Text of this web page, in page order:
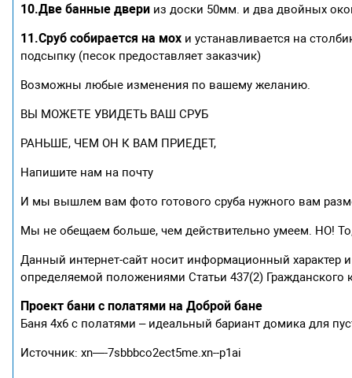
10.Две банные двери из доски 50мм. и два двойных
11.Сруб собирается на мох и устанавливается на
подсыпку (песок предоставляет заказчик)
Возможны любые изменения по вашему желанию.
ВЫ МОЖЕТЕ УВИДЕТЬ ВАШ СРУБ
РАНЬШЕ, ЧЕМ ОН К ВАМ ПРИЕДЕТ,
Напишите нам на почту
И мы вышлем вам фото готового сруба нужного вам
Мы не обещаем больше, чем действительно умеем. НО!
Данный интернет-сайт носит информационный характер
определяемой положениями Статьи 437(2) Гражданского
Проект бани с полатями на Доброй бане
Баня 4х6 с полатями – идеальный бариант домика для
Источник: xn—-7sbbbco2ect5me.xn--p1ai